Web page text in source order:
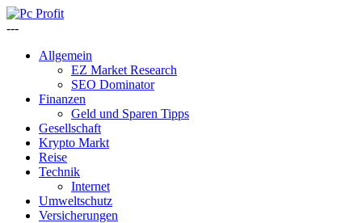
---
Allgemein
EZ Market Research
SEO Dominator
Finanzen
Geld und Sparen Tipps
Gesellschaft
Krypto Markt
Reise
Technik
Internet
Umweltschutz
Versicherungen